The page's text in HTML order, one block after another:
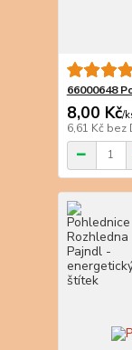
66000648
8,00 Kč/
6,61 Kč bez